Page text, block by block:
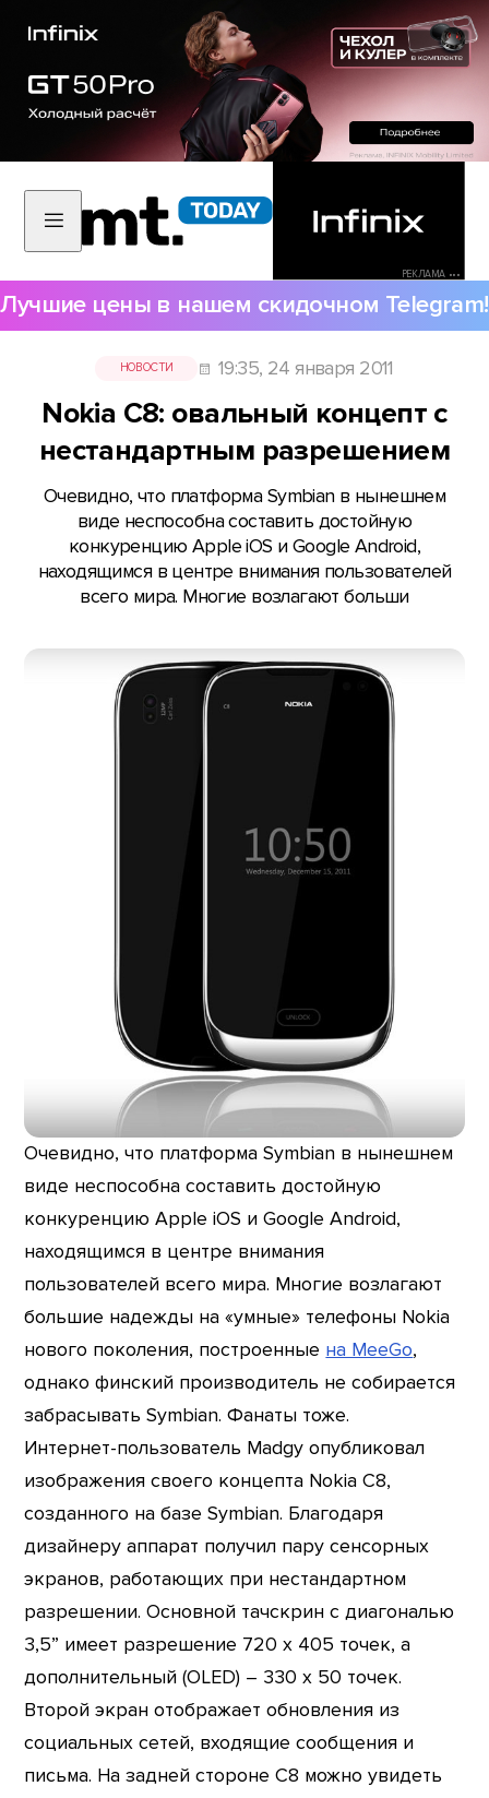
РЕКЛАМА •••
Лучшие цены в нашем скидочном Telegram!
НОВОСТИ 19:35, 24 января 2011
Nokia C8: овальный концепт с
нестандартным разрешением
Очевидно, что платформа Symbian в нынешнем
виде неспособна составить достойную
конкуренцию Apple iOS и Google Android,
находящимся в центре внимания пользователей
всего мира. Многие возлагают больши
Очевидно, что платформа Symbian в нынешнем
виде неспособна составить достойную
конкуренцию Apple iOS и Google Android,
находящимся в центре внимания
пользователей всего мира. Многие возлагают
большие надежды на «умные» телефоны Nokia
нового поколения, построенные на MeeGo,
однако финский производитель не собирается
забрасывать Symbian. Фанаты тоже.
Интернет-пользователь Madgy опубликовал
изображения своего концепта Nokia C8,
созданного на базе Symbian. Благодаря
дизайнеру аппарат получил пару сенсорных
экранов, работающих при нестандартном
разрешении. Основной тачскрин с диагональю
3,5” имеет разрешение 720 х 405 точек, а
дополнительный (OLED) – 330 х 50 точек.
Второй экран отображает обновления из
социальных сетей, входящие сообщения и
письма. На задней стороне C8 можно увидеть